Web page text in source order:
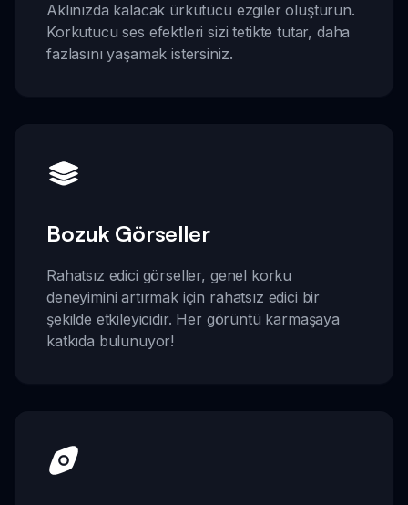
Aklınızda kalacak ürkütücü ezgiler oluşturun.
Korkutucu ses efektleri sizi tetikte tutar, daha
fazlasını yaşamak istersiniz.
Bozuk Görseller
Rahatsız edici görseller, genel korku
deneyimini artırmak için rahatsız edici bir
şekilde etkileyicidir. Her görüntü karmaşaya
katkıda bulunuyor!